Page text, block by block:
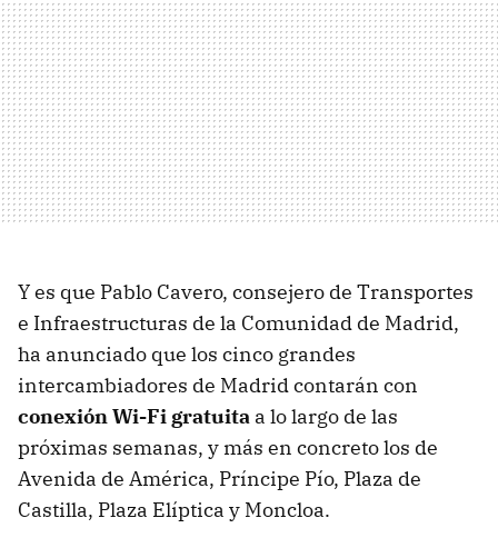
Y es que Pablo Cavero, consejero de Transportes
e Infraestructuras de la Comunidad de Madrid,
ha anunciado que los cinco grandes
intercambiadores de Madrid contarán con
conexión Wi-Fi gratuita a lo largo de las
próximas semanas, y más en concreto los de
Avenida de América, Príncipe Pío, Plaza de
Castilla, Plaza Elíptica y Moncloa.